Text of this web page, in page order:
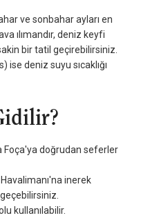
ve sonbahar ayları en
ılımandır, deniz keyfi
bir tatil geçirebilirsiniz.
deniz suyu sıcaklığı
Foça'ya doğrudan seferler
inerek
kullanılabilir.